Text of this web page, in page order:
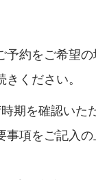
予約をご希望
ください。
時期を確認いた
事項をご記入の